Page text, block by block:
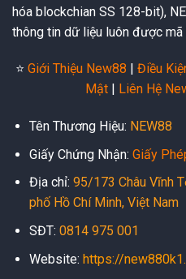
hóa blockchian SS 128-bit),
thông tin dữ liệu luôn được mã
⭐️ Giới Thiệu New88 Điều
Mật| Liên Hệ
Tên Thương Hiệu: NEW88
Giấy Chứng Nhận: Giấy
Địa chỉ: 95/173 Châu Vĩnh
phố Hồ Chí Minh, Việt Nam
SĐT: 0814 975 001
Website: https://